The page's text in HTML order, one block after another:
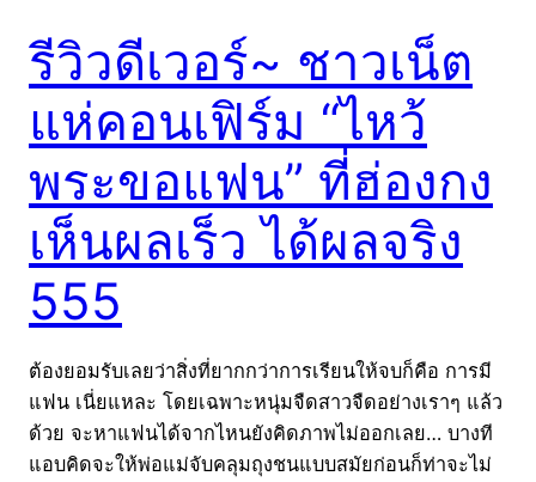
รีวิวดีเวอร์~ ชาวเน็ต
แห่คอนเฟิร์ม “ไหว้
พระขอแฟน” ที่ฮ่องกง
เห็นผลเร็ว ได้ผลจริง
555
ต้องยอมรับเลยว่าสิ่งที่ยากกว่าการเรียนให้จบก็คือ การมี
แฟน เนี่ยแหละ โดยเฉพาะหนุ่มจืดสาวจืดอย่างเราๆ แล้ว
ด้วย จะหาแฟนได้จากไหนยังคิดภาพไม่ออกเลย… บางที
แอบคิดจะให้พ่อแม่จับคลุมถุงชนแบบสมัยก่อนก็ท่าจะไม่